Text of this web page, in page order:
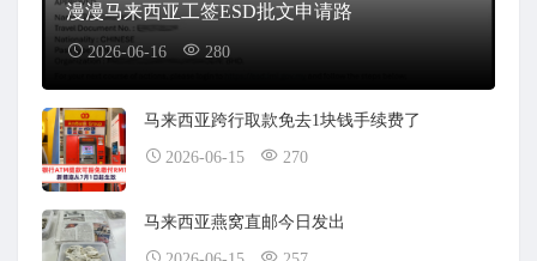
漫漫马来西亚工签ESD批文申请路
2026-06-16 280
马来西亚跨行取款免去1块钱手续费了
2026-06-15 270
马来西亚燕窝直邮今日发出